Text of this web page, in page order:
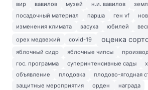
вир
вавилов музей н.и. вавилов
посадочный материал
парша ген vf
изменения климата
засуха юбилей
орех медвежий
covid-19 оценка
яблочный сидр
яблочные чипсы
гос. программа
суперинтенсивные сады
объявление
плодовка плодово-ягодная
защитные мероприятия
орден
награда